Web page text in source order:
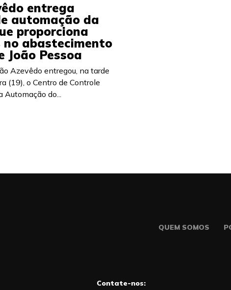
entrega
automação da
proporciona
no abastecimento
João Pessoa
Azevêdo entregou, na tarde
(19), o Centro de Controle
Automação do...
QUEM SOMOS
Contate-nos: